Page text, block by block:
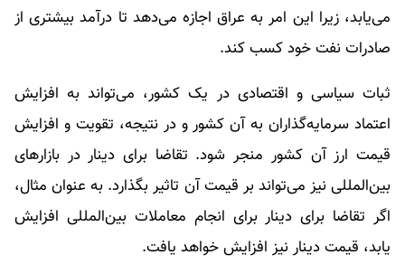
می‌یابد، زیرا این امر به عراق اجازه می‌دهد تا درآمد بیشتری از
صادرات نفت خود کسب کند.
ثبات سیاسی و اقتصادی در یک کشور، می‌تواند به افزایش
اعتماد سرمایه‌گذاران به آن کشور و در نتیجه، تقویت و افزایش
قیمت ارز آن کشور منجر شود. تقاضا برای دینار در بازارهای
بین‌المللی نیز می‌تواند بر قیمت آن تاثیر بگذارد. به عنوان مثال،
اگر تقاضا برای دینار برای انجام معاملات بین‌المللی افزایش
یابد، قیمت دینار نیز افزایش خواهد یافت.